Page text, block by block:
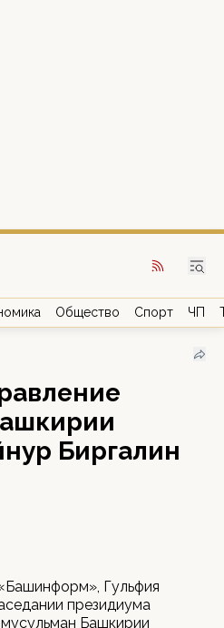
Общество Спорт ЧП
Биргалин
Гульфия
президиума
Башкирии